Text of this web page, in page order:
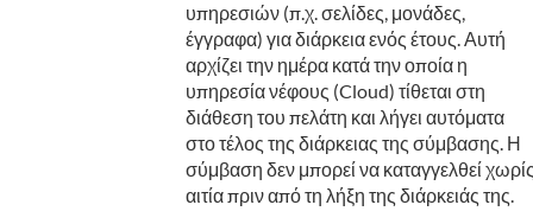
υπηρεσιών (π.χ. σελίδες, μονάδες,
έγγραφα) για διάρκεια ενός έτους. Αυτή
αρχίζει την ημέρα κατά την οποία η
υπηρεσία νέφους (Cloud) τίθεται στη
διάθεση του πελάτη και λήγει αυτόματα
στο τέλος της διάρκειας της σύμβασης. Η
σύμβαση δεν μπορεί να καταγγελθεί
αιτία πριν από τη λήξη της διάρκειάς της.